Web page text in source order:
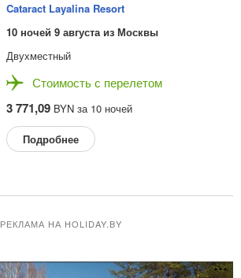
Cataract Layalina Resort
10 ночей 9 августа из Москвы
Двухместный
Стоимость с перелетом
3 771,09 BYN за 10 ночей
Подробнее
РЕКЛАМА НА HOLIDAY.BY